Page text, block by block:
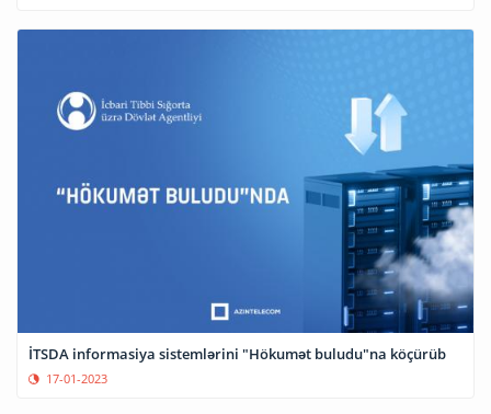
İTSDA informasiya sistemlərini "Hökumət buludu"na köçürüb
17-01-2023